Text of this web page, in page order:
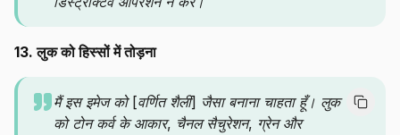
13. लुक को हिस्सों में तोड़ना
मैं इस इमेज को [वर्णित शैली] जैसा बनाना चाहता हूँ। लुक
को टोन कर्व के आकार, चैनल सैचुरेशन, ग्रेन और